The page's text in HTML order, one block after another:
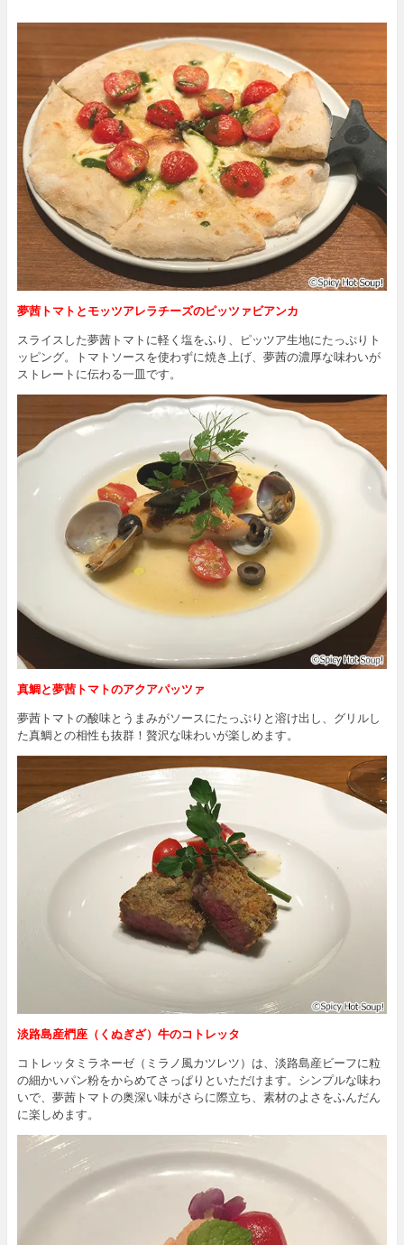
夢茜トマトとモッツアレラチーズのピッツァビアンカ
スライスした夢茜トマトに軽く塩をふり、ピッツア生地にたっぷりト
ッピング。トマトソースを使わずに焼き上げ、夢茜の濃厚な味わいが
ストレートに伝わる一皿です。
真鯛と夢茜トマトのアクアパッツァ
夢茜トマトの酸味とうまみがソースにたっぷりと溶け出し、グリルし
た真鯛との相性も抜群！贅沢な味わいが楽しめます。
淡路島産椚座（くぬぎざ）牛のコトレッタ
コトレッタミラネーゼ（ミラノ風カツレツ）は、淡路島産ビーフに粒
の細かいパン粉をからめてさっぱりといただけます。シンプルな味わ
いで、夢茜トマトの奥深い味がさらに際立ち、素材のよさをふんだん
に楽しめます。